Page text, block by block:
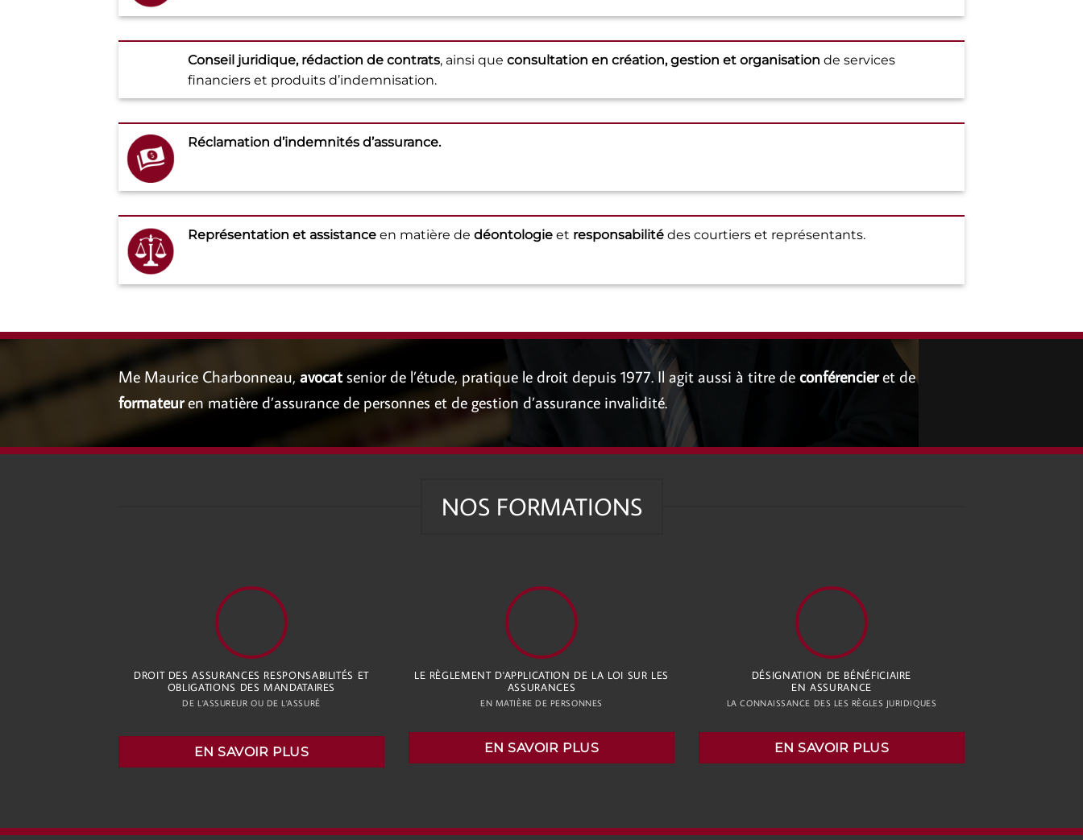
Conseil juridique, rédaction de contrats, ainsi que consultation en création, gestion et organisation de services
financiers et produits d’indemnisation.
Réclamation d’indemnités d’assurance.
Représentation et assistance en matière de déontologie et responsabilité des courtiers et représentants.
Me Maurice Charbonneau,avocatsenior de l’étude, pratique le droit depuis 1977. Il agit aussi à titre deconférencieret de
formateuren matière d’assurance de personnes et de gestion d’assurance invalidité.
NOS FORMATIONS
DROIT DES ASSURANCES RESPONSABILITÉS ET
OBLIGATIONS DES MANDATAIRES
DE L'ASSUREUR OU DE L'ASSURÉ
EN SAVOIR PLUS
LE RÈGLEMENT D'APPLICATION DE LA LOI SUR LES
ASSURANCES
EN MATIÈRE DE PERSONNES
EN SAVOIR PLUS
DÉSIGNATION DE BÉNÉFICIAIRE
EN ASSURANCE
LA CONNAISSANCE DES LES RÈGLES JURIDIQUES
EN SAVOIR PLUS